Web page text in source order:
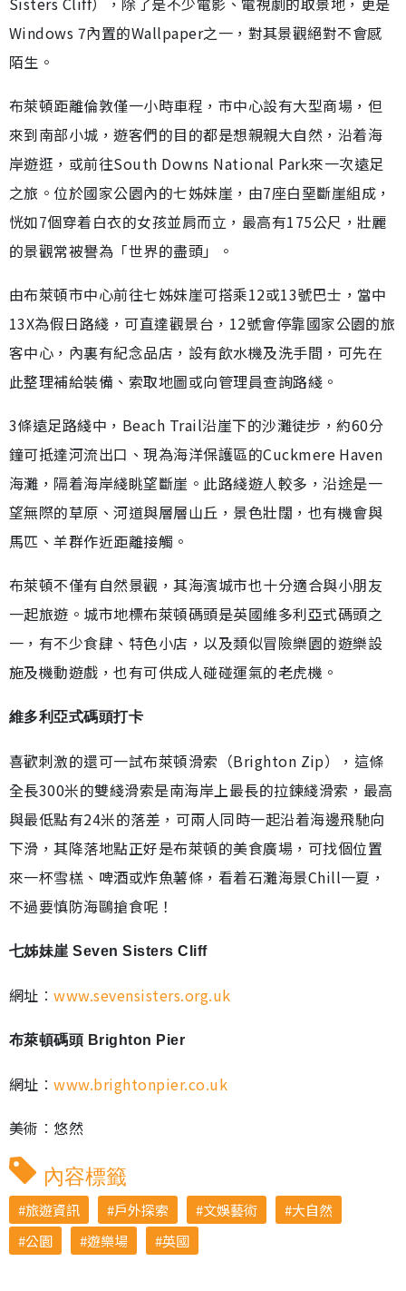
Windows 7內置的Wallpaper之一，對其景觀絕對不會感
陌生。
布萊頓距離倫敦僅一小時車程，市中心設有大型商場，但
來到南部小城，遊客們的目的都是想親親大自然，沿着海
岸遊逛，或前往South Downs National Park來一次遠足
之旅。位於國家公園內的七姊妹崖，由7座白堊斷崖組成，
恍如7個穿着白衣的女孩並肩而立，最高有175公尺，壯麗
的景觀常被譽為「世界的盡頭」。
由布萊頓市中心前往七姊妹崖可搭乘12或13號巴士，當中
13X為假日路綫，可直達觀景台，12號會停靠國家公園的旅
客中心，內裏有紀念品店，設有飲水機及洗手間，可先在
此整理補給裝備、索取地圖或向管理員查詢路綫。
3條遠足路綫中，Beach Trail沿崖下的沙灘徒步，約60分
鐘可抵達河流出口、現為海洋保護區的Cuckmere Haven
海灘，隔着海岸綫眺望斷崖。此路綫遊人較多，沿途是一
望無際的草原、河道與層層山丘，景色壯闊，也有機會與
馬匹、羊群作近距離接觸。
布萊頓不僅有自然景觀，其海濱城市也十分適合與小朋友
一起旅遊。城市地標布萊頓碼頭是英國維多利亞式碼頭之
一，有不少食肆、特色小店，以及類似冒險樂園的遊樂設
施及機動遊戲，也有可供成人碰碰運氣的老虎機。
維多利亞式碼頭打卡
喜歡刺激的還可一試布萊頓滑索（Brighton Zip），這條
全長300米的雙綫滑索是南海岸上最長的拉鍊綫滑索，最高
與最低點有24米的落差，可兩人同時一起沿着海邊飛馳向
下滑，其降落地點正好是布萊頓的美食廣場，可找個位置
來一杯雪榚、啤酒或炸魚薯條，看着石灘海景Chill一夏，
不過要慎防海鷗搶食呢！
七姊妹崖 Seven Sisters Cliff
網址︰www.sevensisters.org.uk
布萊頓碼頭 Brighton Pier
網址︰www.brightonpier.co.uk
美術︰悠然
內容標籤
旅遊資訊 戶外探索 文娛藝術
大自然
公園
遊樂場 英國